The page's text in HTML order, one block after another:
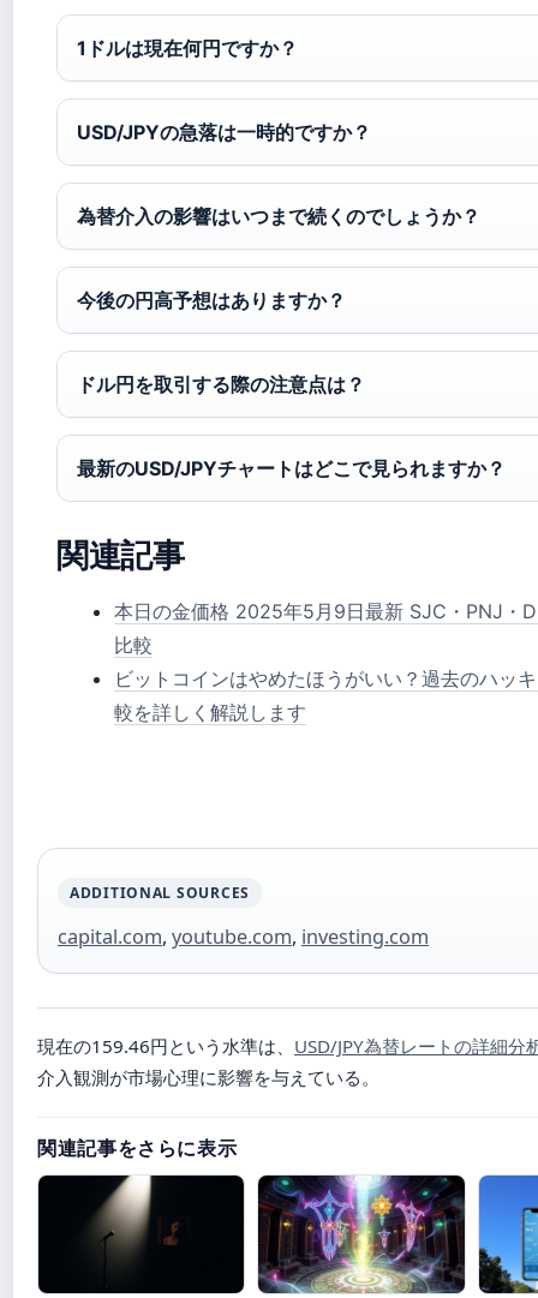
1ドルは現在何円ですか？
USD/JPYの急落は一時的ですか？
為替介入の影響はいつまで続くのでしょうか？
今後の円高予想はありますか？
ドル円を取引する際の注意点は？
最新のUSD/JPYチャートはどこで見られますか？
関連記事
本日の金価格 2025年5月9日最新 SJC・PNJ・
比較
ビットコインはやめたほうがいい？過去のハッ
較を詳しく解説します
ADDITIONAL SOURCES
capital.com, youtube.com, investing.com
現在の159.46円という水準は、 USD/JPY為替レートの詳細分
介入観測が市場心理に影響を与えている。
関連記事をさらに表示